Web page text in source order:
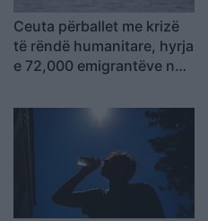
Ceuta përballet me krizë
të rëndë humanitare, hyrja
e 72,000 emigrantëve në
politike në Spanjë